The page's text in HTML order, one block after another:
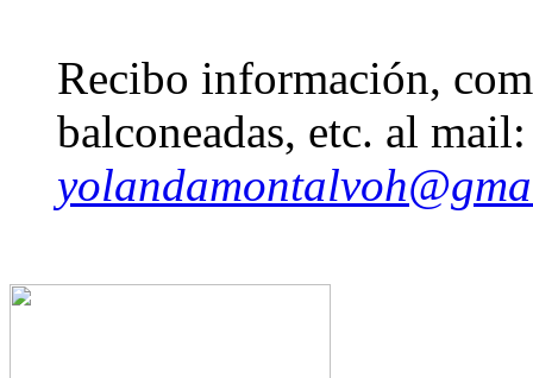
Recibo información,
balconeadas, etc. al mail: